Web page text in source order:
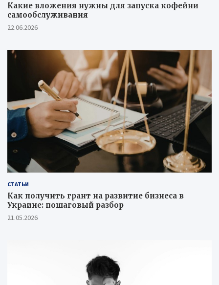
Какие вложения нужны для запуска кофейни
самообслуживания
22.06.2026
СТАТЬИ
Как получить грант на развитие бизнеса в
Украине: пошаговый разбор
21.05.2026